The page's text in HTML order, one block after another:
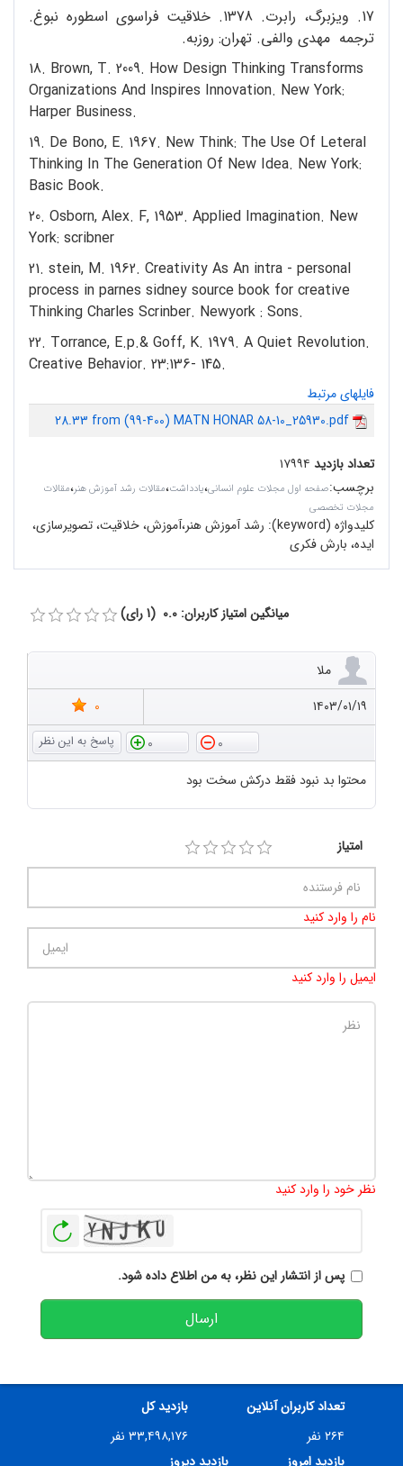
17. ویزبرگ، رابرت. 1378. خلاقیت فراسوی اسطوره نبوغ.
ترجمه مهدی والفی. تهران: روزبه.
18. Brown, T. 2009. How Design Thinking Transforms
Organizations And Inspires Innovation. New York:
Harper Business.
19. De Bono, E. 1967. New Think: The Use Of Leteral
Thinking In The Generation Of New Idea. New York:
Basic Book.
20. Osborn, Alex. F, 1953. Applied Imagination. New
York: scribner
21. stein, M. 1962. Creativity As An intra - personal
process in parnes sidney source book for creative
Thinking Charles Scrinber. Newyork : Sons.
22. Torrance, E.p.& Goff, K. 1979. A Quiet Revolution.
Creative Behavior. 23:136- 145.
فایلهای مرتبط
28.33 from (99-400) MATN HONAR 58-10_25930.pdf
تعداد بازدید ۱۷۹۹۴
برچسب:صفحه اول مجلات علوم انسانی،یادداشت،مقالات رشد آموزش هنر،مقالات
مجلات تخصصی
کلیدواژه (keyword):
رشد آموزش هنر،آموزش، خلاقیت، تصویرسازی،
ایده، بارش فکری
میانگین امتیاز کاربران: 0.0 (1 رای)
ملا
۱۴۰۳/۰۱/۱۹
0
0
0
محتوا بد نبود فقط درکش سخت بود
امتیاز
نام را وارد کنید
ایمیل را وارد کنید
نظر خود را وارد کنید
پس از انتشار این نظر، به من اطلاع داده شود.
ارسال
تعداد کاربران آنلاین
۲۶۴ نفر
بازدید کل
۳۳,۴۹۸,۱۷۶ نفر
بازدید امروز
بازدید دیروز